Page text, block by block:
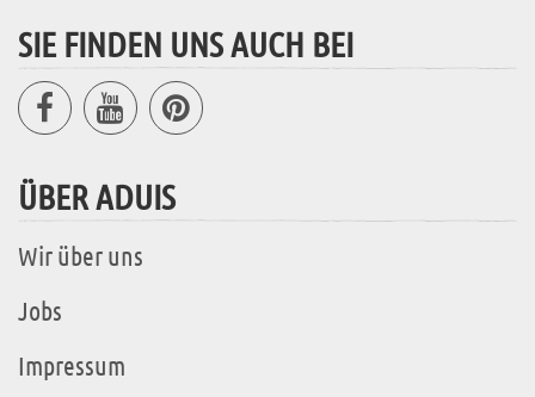
SIE FINDEN UNS AUCH BEI
ÜBER ADUIS
Wir über uns
Jobs
Impressum